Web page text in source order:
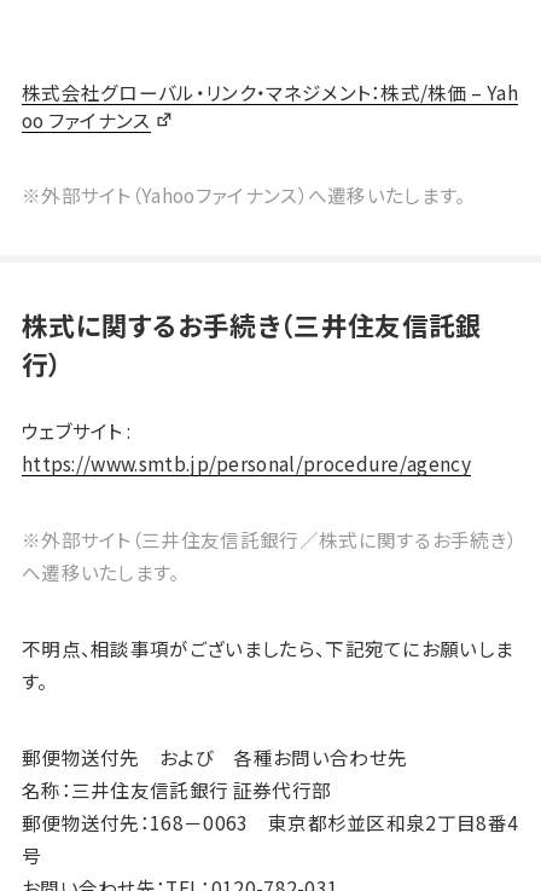
株式会社グローバル・リンク・マネジメント：株式/株価 – Yah
oo ファイナンス
※外部サイト（Yahooファイナンス）へ遷移いたします。
株式に関するお手続き（三井住友信託銀
行）
ウェブサイト :
https://www.smtb.jp/personal/procedure/agency
※外部サイト（三井住友信託銀行／株式に関するお手続き）
へ遷移いたします。
不明点、相談事項がございましたら、下記宛てにお願いしま
す。
郵便物送付先 および 各種お問い合わせ先
名称：三井住友信託銀行 証券代行部
郵便物送付先：168－0063 東京都杉並区和泉2丁目8番4
号